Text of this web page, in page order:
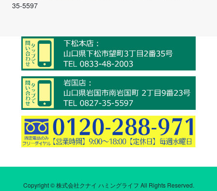
35-5597
Copyright © 株式会社クナイ ハミングライフ All Rights Reserved.